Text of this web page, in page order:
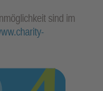
sind im